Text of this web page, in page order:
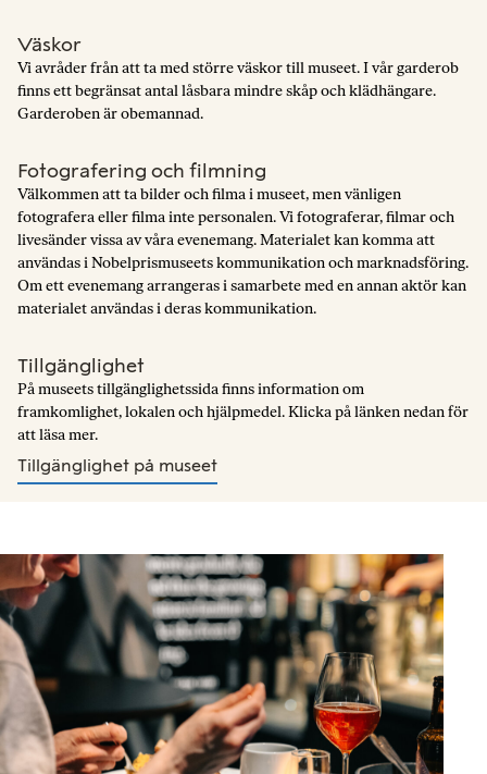
Väskor
Vi avråder från att ta med större väskor till museet. I vår garderob
finns ett begränsat antal låsbara mindre skåp och klädhängare.
Garderoben är obemannad.
Fotografering och filmning
Välkommen att ta bilder och filma i museet, men vänligen
fotografera eller filma inte personalen. Vi fotograferar, filmar och
livesänder vissa av våra evenemang. Materialet kan komma att
användas i Nobelprismuseets kommunikation och marknadsföring.
Om ett evenemang arrangeras i samarbete med en annan aktör kan
materialet användas i deras kommunikation.
Tillgänglighet
På museets tillgänglighetssida finns information om
framkomlighet, lokalen och hjälpmedel. Klicka på länken nedan för
att läsa mer.
Tillgänglighet på museet